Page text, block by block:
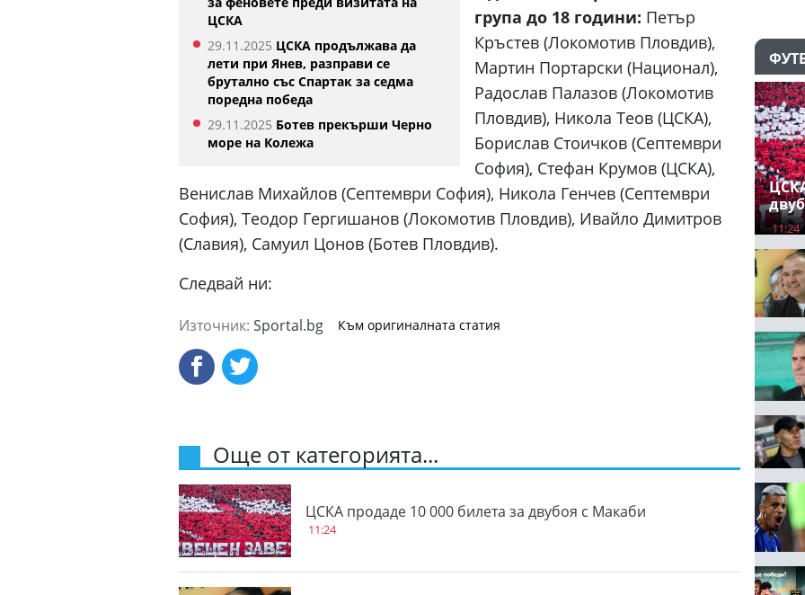
ЦСКА
29.11.2025 ЦСКА продължава да
лети при Янев, разправи се
брутално със Спартак за седма
поредна победа
29.11.2025 Ботев прекърши Черно
море на Колежа
група до 18 години: Петър
Кръстев (Локомотив Пловдив),
Мартин Портарски (Национал),
Радослав Палазов (Локомотив
Пловдив), Никола Теов (ЦСКА),
Борислав Стоичков (Септември
София), Стефан Крумов (ЦСКА),
Венислав Михайлов (Септември София), Никола Генчев (Септември
София), Теодор Гергишанов (Локомотив Пловдив), Ивайло Димитров
(Славия), Самуил Цонов (Ботев Пловдив).
Следвай ни:
Източник: Sportal.bg Към оригиналната статия
Още от категорията...
ЦСКА продаде 10 000 билета за двубоя с Макаби
11:24
11:24